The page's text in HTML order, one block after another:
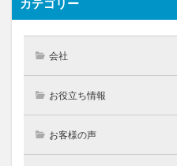
カテゴリー
会社
お役立ち情報
お客様の声